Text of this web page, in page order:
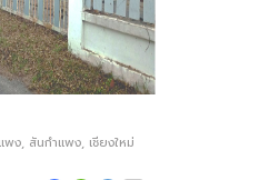
พง, สันกำแพง, เชียงใหม่